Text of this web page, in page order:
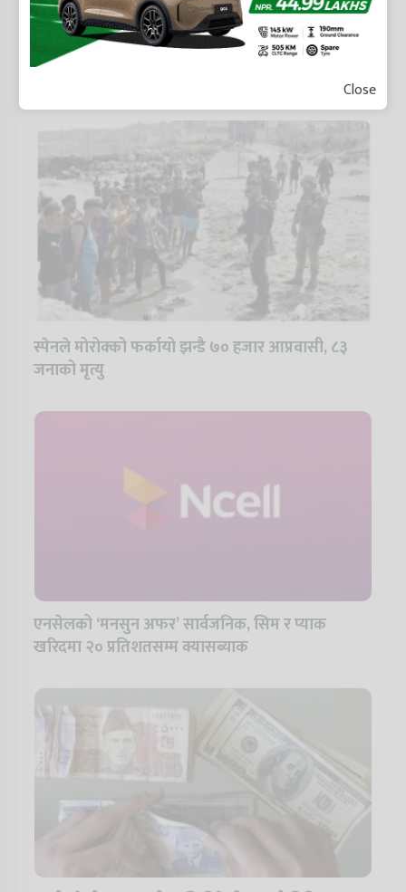
स्पेनले मोरोक्को फर्कायो झन्डै ७० हजार आप्रवासी, ८३
जनाको मृत्यु
एनसेलको ‘मनसुन अफर’ सार्वजनिक, सिम र प्याक
खरिदमा २० प्रतिशतसम्म क्यासब्याक
Close